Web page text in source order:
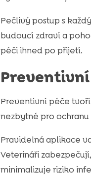
Pečlivý postup s
budoucí zdraví a
péči ihned po přijetí.
Preventivní péče
nezbytné pro
Pravidelná aplikace
Veterináři
minimalizuje riziko